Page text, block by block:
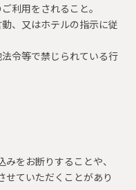
利用をされること。
、又はホテルの指示に従
令等で禁じられている行
をお断りすることや、
せていただくことがあり